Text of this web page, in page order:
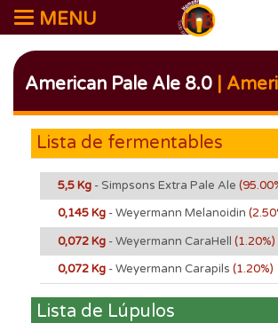
MENU
American Pale Ale 8.0 |
Lista de fermentables
5,5 Kg - Simpsons Extra Pale Ale
0,145 Kg - Weyermann Melanoidin
0,072 Kg - Weyermann CaraHell (1.20%)
0,072 Kg - Weyermann Carapils (1.20%)
Lista de Lúpulos